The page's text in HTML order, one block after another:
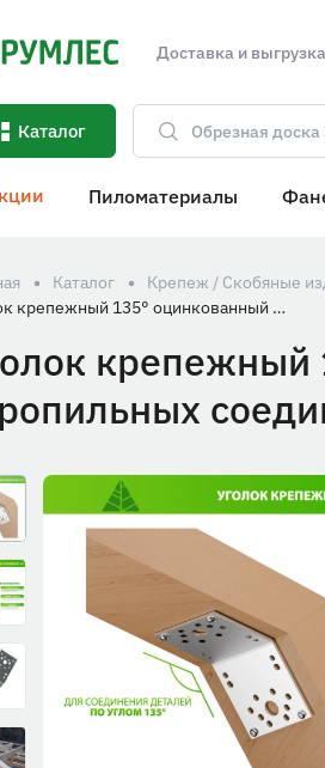
Доставка и выгрузка
Каталог
Пиломатериалы
Каталог Крепеж / Скобяные
Уголок крепежный 135° оцинкованный 90*90*65*2мм для стропильных соединений ГОСТ 14918-80 РОССИЯ